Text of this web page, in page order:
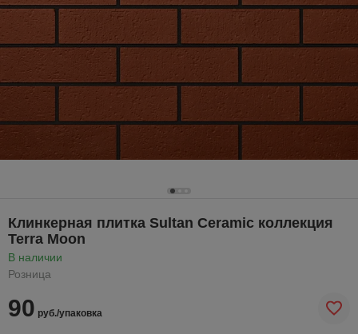
Клинкерная плитка Sultan Ceramic коллекция
Terra Moon
В наличии
Розница
90 руб./упаковка